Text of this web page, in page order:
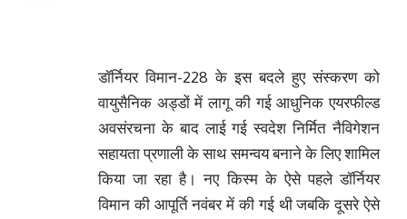
डॉर्नियर विमान-228 के इस बदले हुए संस्‍करण को
वायुसैनिक अड्डों में लागू की गई आधुनिक एयरफील्‍ड
अवसंरचना के बाद लाई गई स्‍वदेश निर्मित नैविगेशन
सहायता प्रणाली के साथ समन्‍वय बनाने के लिए शामिल
किया जा रहा है। नए किस्‍म के ऐसे पहले डॉर्नियर
विमान की आपूर्ति नवंबर में की गई थी जबकि दूसरे ऐसे